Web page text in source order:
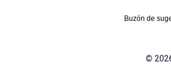
Buzón de
©